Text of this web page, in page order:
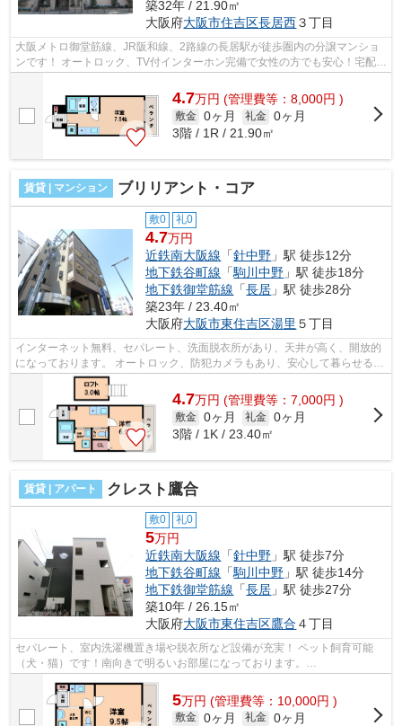
築32年 / 21.90㎡
大阪府大阪市住吉区長居西３丁目
大阪メトロ御堂筋線、JR阪和線、2路線の長居駅が徒歩圏内の分譲マンショ
ンです！ オートロック、TV付インターホン完備で女性の方でも安心！宅配
BOXや1口IHコンロなど嬉しい設備が充実...
4.7万円 (管理費等：8,000円 )
敷金 0ヶ月 礼金 0ヶ月
3階 / 1R / 21.90㎡
賃貸 | マンション ブリリアント・コア
敷0 礼0
4.7万円
近鉄南大阪線 「針中野 」駅 徒歩12分
地下鉄谷町線 「駒川中野 」駅 徒歩18分
地下鉄御堂筋線 「長居 」駅 徒歩28分
築23年 / 23.40㎡
大阪府大阪市東住吉区湯里 ５丁目
インターネット無料、セパレート、洗面脱衣所があり、天井が高く、開放的
になっております。 オートロック、防犯カメラもあり、安心して暮らせる環
境になっております。 ■□■□■□■□■□■...
4.7万円 (管理費等：7,000円 )
敷金 0ヶ月 礼金 0ヶ月
3階 / 1K / 23.40㎡
賃貸 | アパート クレスト鷹合
敷0 礼0
5万円
近鉄南大阪線 「針中野 」駅 徒歩7分
地下鉄谷町線 「駒川中野 」駅 徒歩14分
地下鉄御堂筋線 「長居 」駅 徒歩27分
築10年 / 26.15㎡
大阪府大阪市東住吉区鷹合 ４丁目
セパレート、室内洗濯機置き場や脱衣所など設備が充実！ ペット飼育可能
（犬・猫）です！南向きで明るいお部屋になっております。
5万円 (管理費等：10,000円 )
敷金 0ヶ月 礼金 0ヶ月